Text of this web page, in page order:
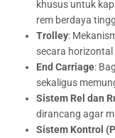
khusus untuk
rem berdaya
Trolley:
secara horizontal
End Carriage:
sekaligus
Sistem Rel dan
dirancang agar
Sistem Kontrol